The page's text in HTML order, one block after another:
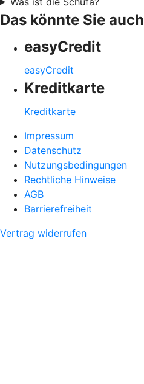
Das könnte Sie
easyCredit
easyCredit
Kreditkarte
Kreditkarte
Impressum
Datenschutz
Nutzungsbedingungen
Rechtliche Hinweise
AGB
Barrierefreiheit
Vertrag widerrufen